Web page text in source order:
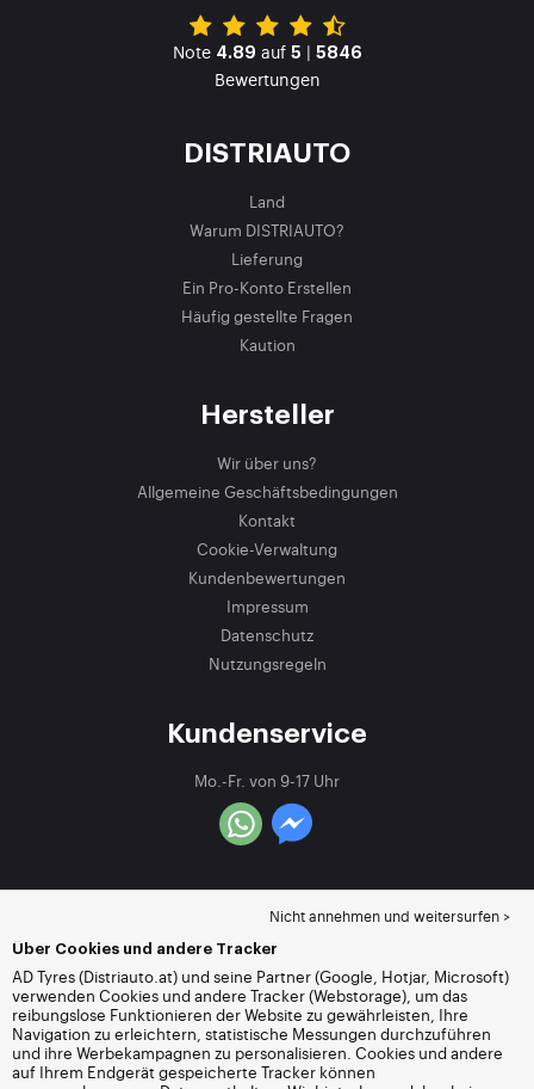
Note 4.89 auf 5 | 5846
Bewertungen
DISTRIAUTO
Land
Warum DISTRIAUTO?
Lieferung
Ein Pro-Konto Erstellen
Häufig gestellte Fragen
Kaution
Hersteller
Wir über uns?
Allgemeine Geschäftsbedingungen
Kontakt
Cookie-Verwaltung
Kundenbewertungen
Impressum
Datenschutz
Nutzungsregeln
Kundenservice
Mo.-Fr. von 9-17 Uhr
Nicht annehmen und weitersurfen >
Über Cookies und andere Tracker
AD Tyres (Distriauto.at) und seine Partner (Google, Hotjar, Microsoft)
verwenden Cookies und andere Tracker (Webstorage), um das
reibungslose Funktionieren der Website zu gewährleisten, Ihre
Navigation zu erleichtern, statistische Messungen durchzuführen
und ihre Werbekampagnen zu personalisieren. Cookies und andere
auf Ihrem Endgerät gespeicherte Tracker können